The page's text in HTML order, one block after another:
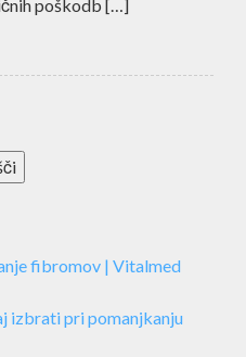
poškodb […]
fibromov | Vitalmed
izbrati pri pomanjkanju